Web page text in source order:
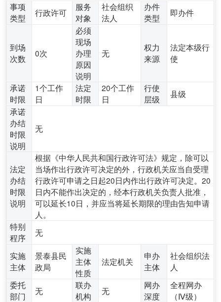
事项
类型
行政许可
服务
对象
社会组织
法人
办件
类型
即办件
到场
次数
0次
必须
现场
办理
原因
说明
无
权力
来源
法定本级行
使
承诺
时限
1个工作
日
法定
时限
20个工作
日
行使
层级
县级
承诺
办结
时限
说明
无
法定
办结
时限
说明
根据《中华人民共和国行政许可法》规定，除可以
当场作出行政许可决定的外，行政机关应当自受理
行政许可申请之日起‌20日内‌作出行政许可决定。20
日内不能作出决定的，经本行政机关负责人批准，
可以延长10日，并应当将延长期限的理由告知申请
人。
特别
程序
无
实施
主体
景泰县民
政局
实施
主体
性质
法定机关
申办
主体
社会组织法
人
委托
部门
无
联办
机构
无
网办
深度
全程网办
（Ⅳ级）